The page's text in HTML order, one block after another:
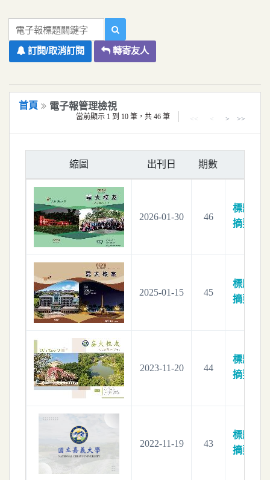
電子報標題關鍵字
訂閱/取消訂閱 轉寄友人
首頁 電子報管理檢視
<< < > >>
當前顯示 1 到 10 筆，共 46 筆
縮圖 出刊日 期數
2026-01-30 46
標題：
摘要：
2025-01-15 45
標題：
摘要：
2023-11-20 44
標題：
摘要：
2022-11-19 43
標題：
摘要：